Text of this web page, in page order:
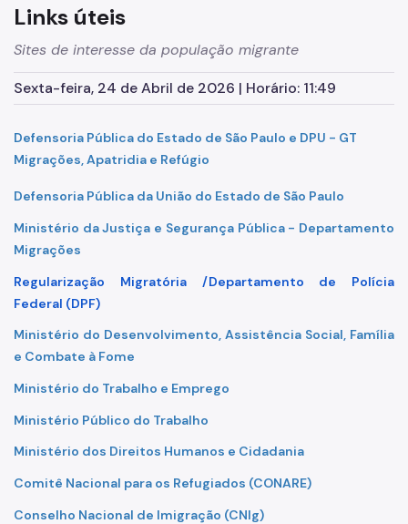
CRAI Oriana Jara
CRAI Móvel
Política Para a População Imigrante
Plano Municipal
Legislação
Participação Social
Programas e Projetos
Portas Abertas
Formação de Servidores
Incidência Internacional
Promoção do Trabalho Decente
COMTRAE
Trabalho Escravo: Como Denunciar
Links úteis
Sites de interesse da população migrante
Sexta-feira, 24 de Abril de 2026 | Horário: 11:49
Defensoria Pública do Estado de São Paulo e DPU - GT
Migrações, Apatridia e Refúgio
Defensoria Pública da União do Estado de São Paulo
Ministério da Justiça e Segurança Pública- Departamento
Migrações
Regularização Migratória /Departamento de Polícia
Federal (DPF)
Ministério do Desenvolvimento, Assistência Social, Família
e Combate à Fome
Ministério do Trabalho e Emprego
Ministério Público do Trabalho
Ministério dos Direitos Humanos e Cidadania
Comitê Nacional para os Refugiados (CONARE)
Conselho Nacional de Imigração (CNIg)